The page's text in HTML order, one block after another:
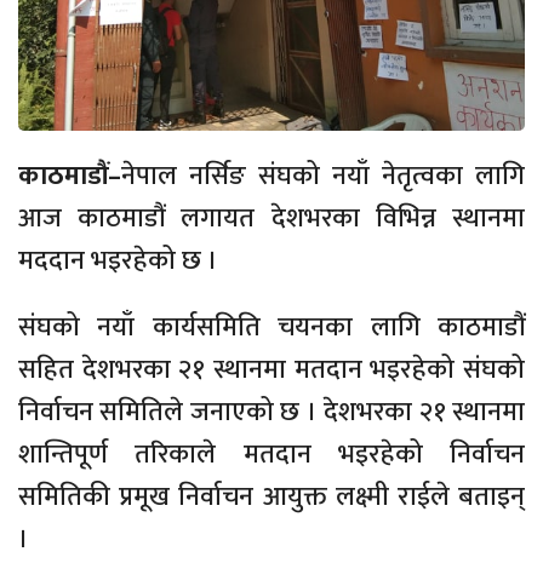
काठमाडौं–नेपाल नर्सिङ संघको नयाँ नेतृत्वका लागि
आज काठमाडौं लगायत देशभरका विभिन्न स्थानमा
मददान भइरहेको छ ।
संघको नयाँ कार्यसमिति चयनका लागि काठमाडौं
सहित देशभरका २१ स्थानमा मतदान भइरहेको संघको
निर्वाचन समितिले जनाएको छ । देशभरका २१ स्थानमा
शान्तिपूर्ण तरिकाले मतदान भइरहेको निर्वाचन
समितिकी प्रमूख निर्वाचन आयुक्त लक्ष्मी राईले बताइन्
।